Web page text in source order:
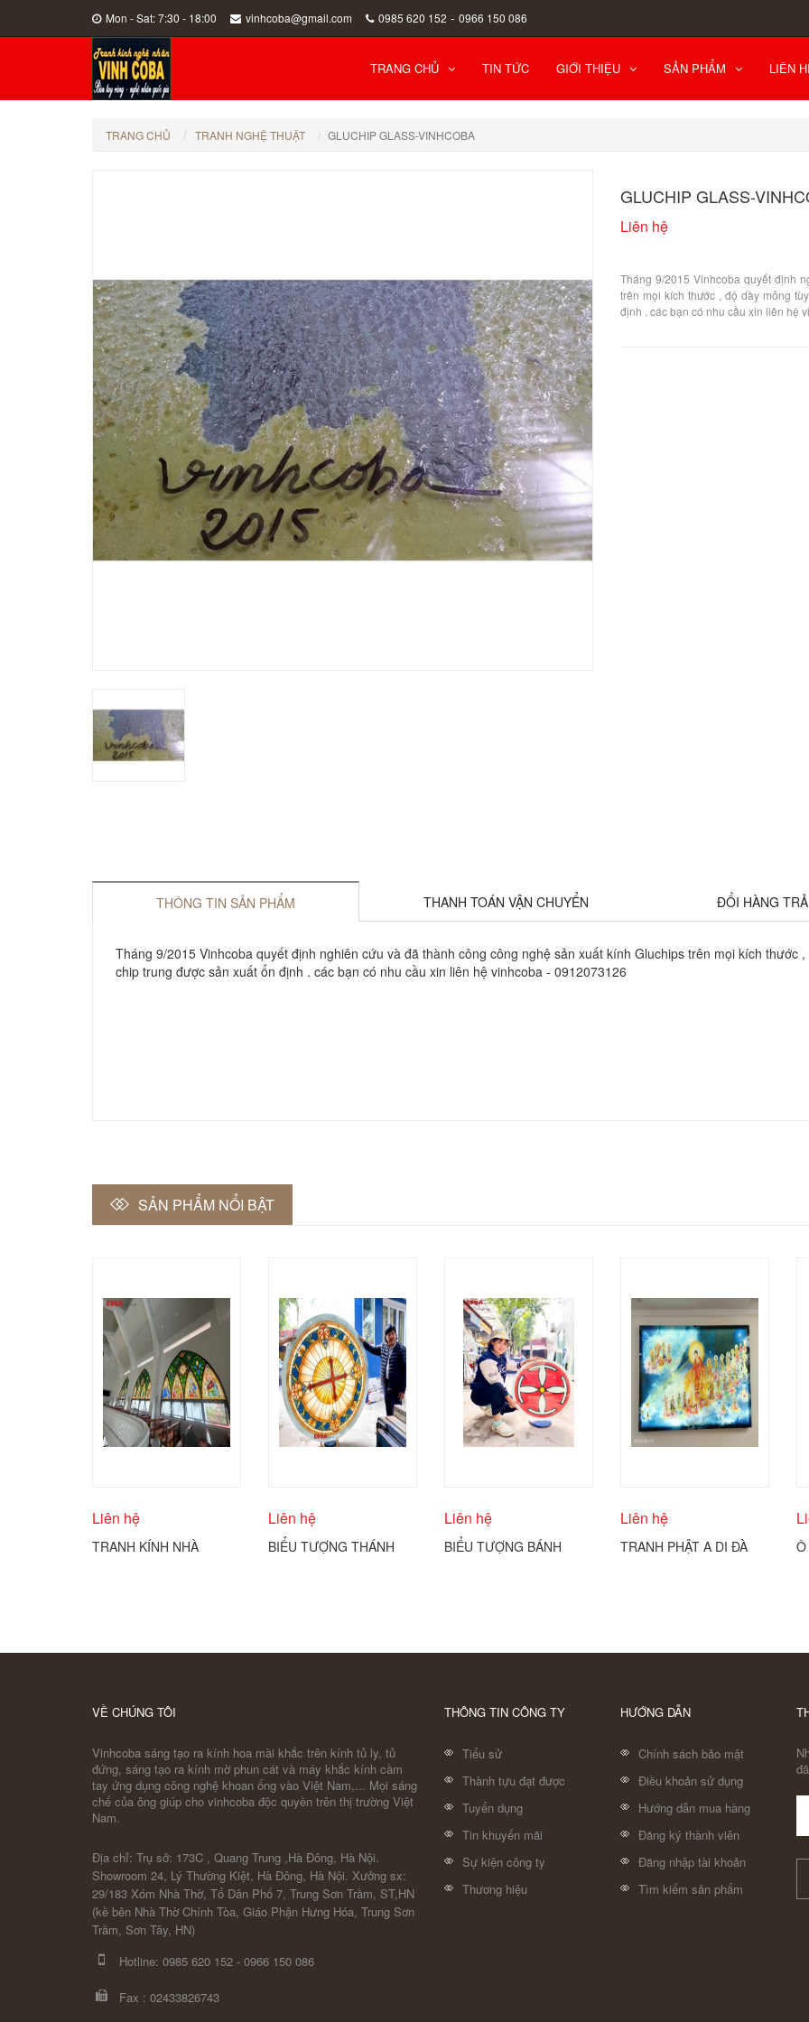
Mon - Sat: 7:30 - 18:00 vinhcoba@gmail.com 0985 620 152 - 0966 150 086
TRANG CHỦ TIN TỨC GIỚI THIỆU SẢN PHẨM LIÊN
TRANG CHỦ TRANH NGHỆ THUẬT GLUCHIP GLASS-VINHCOBA
GLUCHIP GLASS-
Liên hệ
Tháng 9/2015 Vinhcoba quyết định
trên mọi kích thước , độ dày mỏng
định . các bạn có nhu cầu xin liên hệ
THÔNG TIN SẢN PHẨM THANH TOÁN VẬN CHUYỂN ĐỔI HÀNG
Tháng 9/2015 Vinhcoba quyết định nghiên cứu và đã thành công công nghệ sản xuất kính Gluchips trên mọi kích thước
chip trung được sản xuất ổn định . các bạn có nhu cầu xin liên hệ vinhcoba - 0912073126
SẢN PHẨM NỔI BẬT
Liên hệ
TRANH KÍNH NHÀ
Liên hệ
BIỂU TƯỢNG THÁNH
Liên hệ
BIỂU TƯỢNG BÁNH
Liên hệ
TRANH PHẬT A DI ĐÀ
VỀ CHÚNG TÔI
Vinhcoba sáng tạo ra kính hoa mài khắc trên kính tủ ly, tủ
đứng, sáng tạo ra kính mờ phun cát và máy khắc kính cầm
tay ứng dụng công nghệ khoan ống vào Việt Nam,... Mọi sáng
chế của ông giúp cho vinhcoba độc quyền trên thị trường Việt
Nam.
Địa chỉ: Trụ sở: 173C , Quang Trung ,Hà Đông, Hà Nội.
Showroom 24, Lý Thường Kiệt, Hà Đông, Hà Nội. Xưởng sx:
29/183 Xóm Nhà Thờ, Tổ Dân Phố 7, Trung Sơn Trầm, ST,HN
(kề bên Nhà Thờ Chính Tòa, Giáo Phận Hưng Hóa, Trung Sơn
Trầm, Sơn Tây, HN)
Hotline: 0985 620 152 - 0966 150 086
Fax : 02433826743
THÔNG TIN CÔNG TY
Tiểu sử
Thành tựu đạt được
Tuyển dụng
Tin khuyến mãi
Sự kiện công ty
Thương hiệu
HƯỚNG DẪN
Chính sách bảo mật
Điều khoản sử dụng
Hướng dẫn mua hàng
Đăng ký thành viên
Đăng nhập tài khoản
Tìm kiếm sản phẩm